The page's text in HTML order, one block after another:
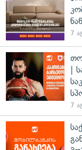
7
|
7